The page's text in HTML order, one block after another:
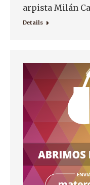
arpista Milán
Details